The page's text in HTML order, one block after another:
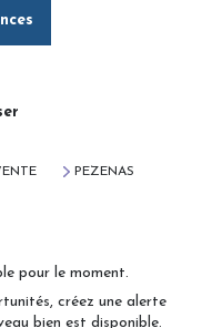
PEZENAS
pour le moment.
créez une alerte
bien est disponible.